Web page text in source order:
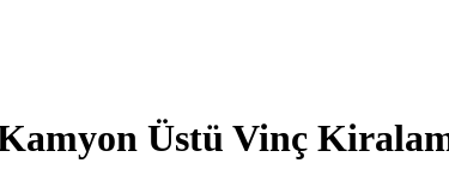
Üstü Vinç